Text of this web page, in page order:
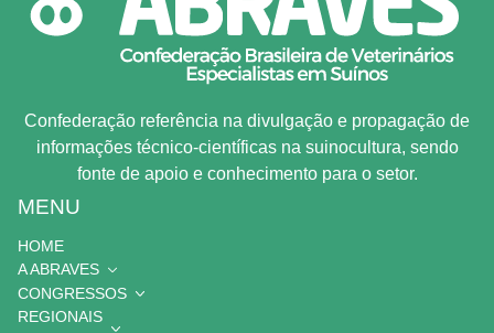
Confederação referência na divulgação e propagação de
informações técnico-científicas na suinocultura, sendo
fonte de apoio e conhecimento para o setor.
MENU
HOME
A ABRAVES
CONGRESSOS
REGIONAIS